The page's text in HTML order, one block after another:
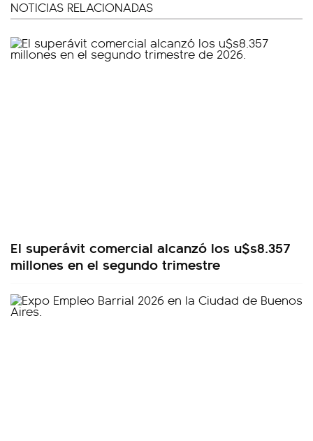
NOTICIAS RELACIONADAS
El superávit comercial alcanzó los u$s8.357
millones en el segundo trimestre